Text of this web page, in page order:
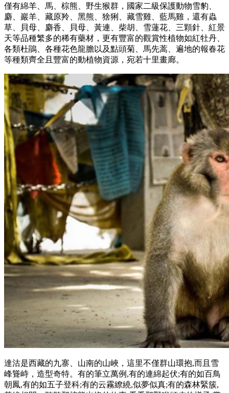
僅有綿羊、馬、棕熊、野生猴群，國家二級保護動物雪豹、
麝、巖羊、藏原羚、黑熊、猞猁、藏雪雞、藍馬雞，還有蟲
草、貝母、麝香、貝母、黃連、柴胡、雪蓮花、三顆針、紅景
天等品種繁多的稀有藥材，更有豐富的觀賞性植物如紅牡丹、
各類杜鵑、各種花色龍膽以及點頭菊、馬先蒿、遍地的報春花
等種類齊全且豐富的動植物資源，宛若十里畫廊。
達沽是西藏的九寨、山南的山峽，這里不僅群山環抱,而且雪
峰聳峙，造型奇特。有的筆立萬例,有的連綿起伏;有的如百鳥
朝鳳,有的如五子登科;有的云霧繚繞,似夢似真;有的森林緊簇,